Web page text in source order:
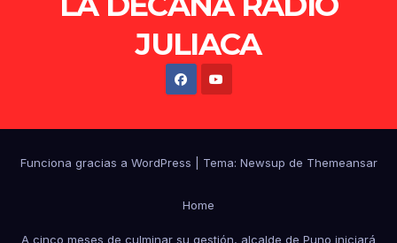
JULIACA
Funciona gracias a WordPress Tema: Newsup de Themeansar
Home
A cinco meses de culminar su gestión, alcalde de Puno iniciará